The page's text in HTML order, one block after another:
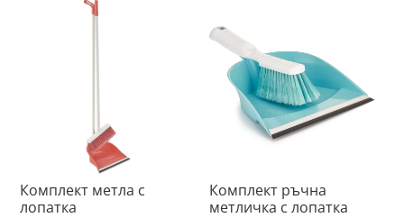
Комплект метла с
лопатка
Комплект ръчна
метличка с лопатка